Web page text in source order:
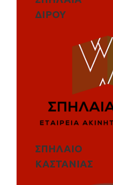
ΔΙΡΟΥ
ΣΠΗΛΑΙΟ
ΚΑΣΤΑΝΙΑΣ